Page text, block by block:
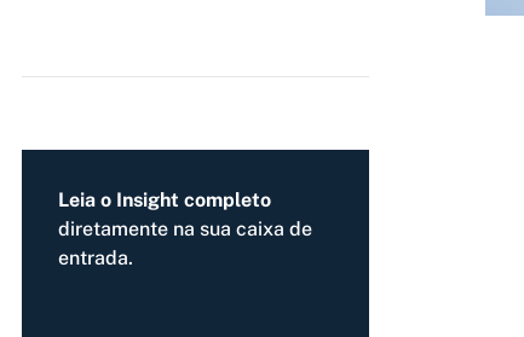
Leia o Insight completo
diretamente na sua caixa de
entrada.